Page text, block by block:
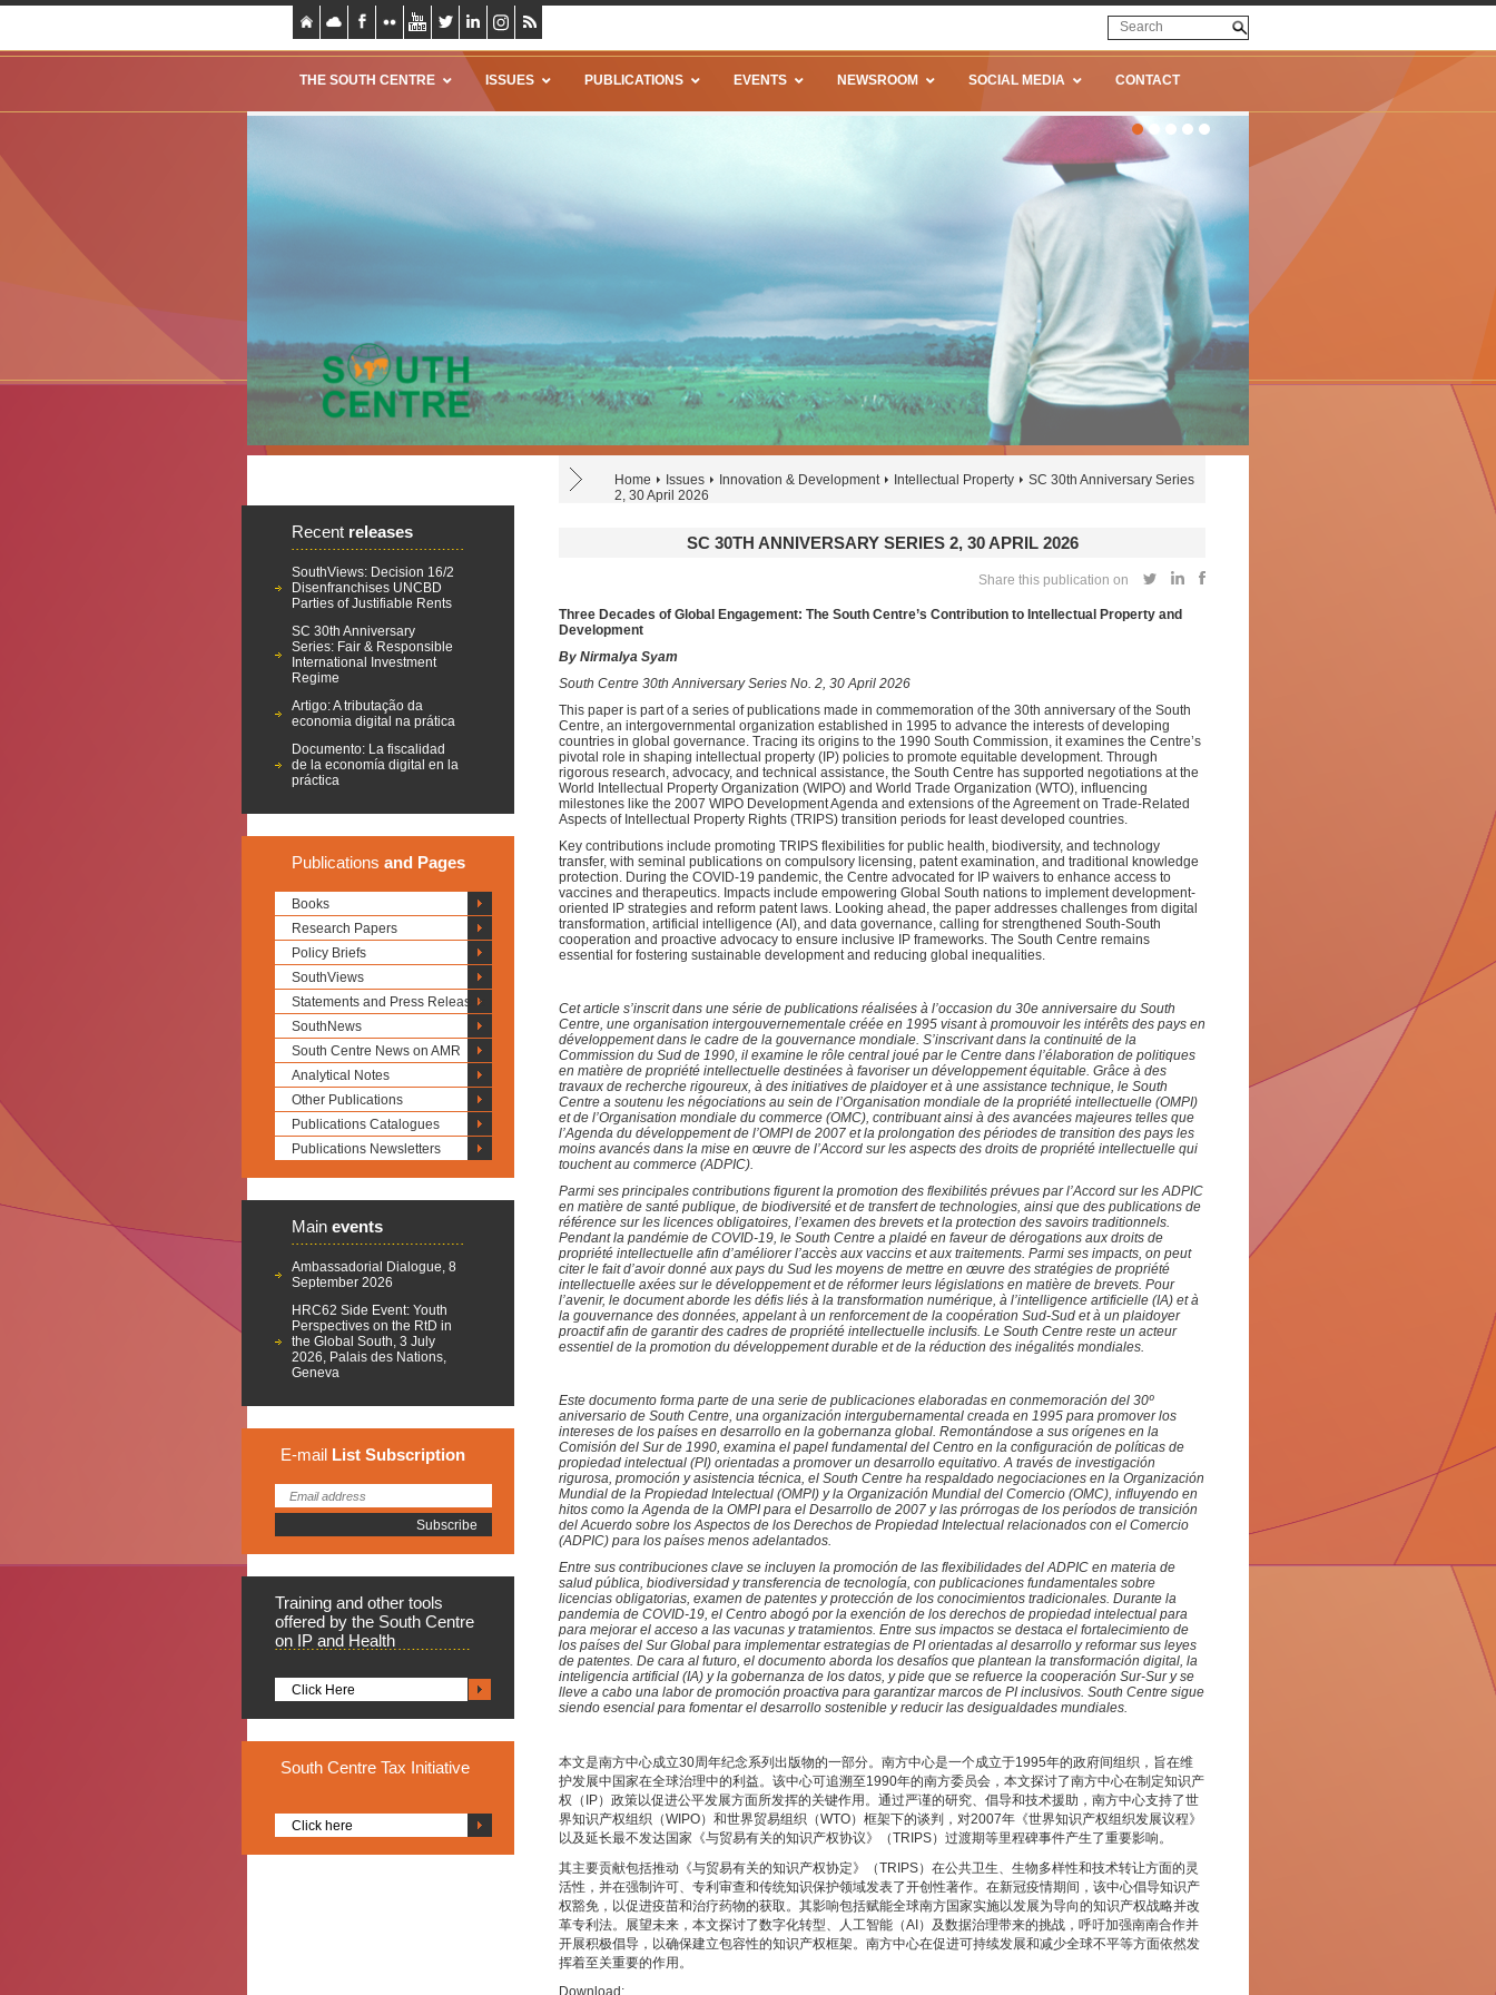
THE SOUTH CENTRE ISSUES PUBLICATIONS EVENTS NEWSROOM SOCIAL MEDIA CONTACT
Home Issues Innovation & Development Intellectual Property
SC 30th Anniversary Series
2, 30 April 2026
Recent releases
SouthViews: Decision 16/2
Disenfranchises UNCBD
Parties of Justifiable Rents
SC 30th Anniversary
Series: Fair & Responsible
International Investment
Regime
Artigo: A tributação da
economia digital na prática
Documento: La fiscalidad
de la economía digital en la
práctica
Publications and Pages
Books
Research Papers
Policy Briefs
SouthViews
Statements and Press Releases
SouthNews
South Centre News on AMR
Analytical Notes
Other Publications
Publications Catalogues
Publications Newsletters
Main events
Ambassadorial Dialogue, 8
September 2026
HRC62 Side Event: Youth
Perspectives on the RtD in
the Global South, 3 July
2026, Palais des Nations,
Geneva
E-mail List Subscription
Training and other tools
offered by the South Centre
on IP and Health
Click Here
South Centre Tax Initiative
Click here
SC 30TH ANNIVERSARY SERIES 2, 30 APRIL 2026
Share this publication on
Three Decades of Global Engagement: The South Centre’s Contribution to Intellectual Property and
Development
By Nirmalya Syam
South Centre 30th Anniversary Series No. 2, 30 April 2026
This paper is part of a series of publications made in commemoration of the 30th anniversary of the South
Centre, an intergovernmental organization established in 1995 to advance the interests of developing
countries in global governance. Tracing its origins to the 1990 South Commission, it examines the Centre’s
pivotal role in shaping intellectual property (IP) policies to promote equitable development. Through
rigorous research, advocacy, and technical assistance, the South Centre has supported negotiations at the
World Intellectual Property Organization (WIPO) and World Trade Organization (WTO), influencing
milestones like the 2007 WIPO Development Agenda and extensions of the Agreement on Trade-Related
Aspects of Intellectual Property Rights (TRIPS) transition periods for least developed countries.
Key contributions include promoting TRIPS flexibilities for public health, biodiversity, and technology
transfer, with seminal publications on compulsory licensing, patent examination, and traditional knowledge
protection. During the COVID-19 pandemic, the Centre advocated for IP waivers to enhance access to
vaccines and therapeutics. Impacts include empowering Global South nations to implement development-
oriented IP strategies and reform patent laws. Looking ahead, the paper addresses challenges from digital
transformation, artificial intelligence (AI), and data governance, calling for strengthened South-South
cooperation and proactive advocacy to ensure inclusive IP frameworks. The South Centre remains
essential for fostering sustainable development and reducing global inequalities.
Cet article s’inscrit dans une série de publications réalisées à l’occasion du 30e anniversaire du South
Centre, une organisation intergouvernementale créée en 1995 visant à promouvoir les intérêts des pays en
développement dans le cadre de la gouvernance mondiale. S’inscrivant dans la continuité de la
Commission du Sud de 1990, il examine le rôle central joué par le Centre dans l’élaboration de politiques
en matière de propriété intellectuelle destinées à favoriser un développement équitable. Grâce à des
travaux de recherche rigoureux, à des initiatives de plaidoyer et à une assistance technique, le South
Centre a soutenu les négociations au sein de l’Organisation mondiale de la propriété intellectuelle (OMPI)
et de l’Organisation mondiale du commerce (OMC), contribuant ainsi à des avancées majeures telles que
l’Agenda du développement de l’OMPI de 2007 et la prolongation des périodes de transition des pays les
moins avancés dans la mise en œuvre de l’Accord sur les aspects des droits de propriété intellectuelle qui
touchent au commerce (ADPIC).
Parmi ses principales contributions figurent la promotion des flexibilités prévues par l’Accord sur les ADPIC
en matière de santé publique, de biodiversité et de transfert de technologies, ainsi que des publications de
référence sur les licences obligatoires, l’examen des brevets et la protection des savoirs traditionnels.
Pendant la pandémie de COVID-19, le South Centre a plaidé en faveur de dérogations aux droits de
propriété intellectuelle afin d’améliorer l’accès aux vaccins et aux traitements. Parmi ses impacts, on peut
citer le fait d’avoir donné aux pays du Sud les moyens de mettre en œuvre des stratégies de propriété
intellectuelle axées sur le développement et de réformer leurs législations en matière de brevets. Pour
l’avenir, le document aborde les défis liés à la transformation numérique, à l’intelligence artificielle (IA) et à
la gouvernance des données, appelant à un renforcement de la coopération Sud-Sud et à un plaidoyer
proactif afin de garantir des cadres de propriété intellectuelle inclusifs. Le South Centre reste un acteur
essentiel de la promotion du développement durable et de la réduction des inégalités mondiales.
Este documento forma parte de una serie de publicaciones elaboradas en conmemoración del 30º
aniversario de South Centre, una organización intergubernamental creada en 1995 para promover los
intereses de los países en desarrollo en la gobernanza global. Remontándose a sus orígenes en la
Comisión del Sur de 1990, examina el papel fundamental del Centro en la configuración de políticas de
propiedad intelectual (PI) orientadas a promover un desarrollo equitativo. A través de investigación
rigurosa, promoción y asistencia técnica, el South Centre ha respaldado negociaciones en la Organización
Mundial de la Propiedad Intelectual (OMPI) y la Organización Mundial del Comercio (OMC), influyendo en
hitos como la Agenda de la OMPI para el Desarrollo de 2007 y las prórrogas de los períodos de transición
del Acuerdo sobre los Aspectos de los Derechos de Propiedad Intelectual relacionados con el Comercio
(ADPIC) para los países menos adelantados.
Entre sus contribuciones clave se incluyen la promoción de las flexibilidades del ADPIC en materia de
salud pública, biodiversidad y transferencia de tecnología, con publicaciones fundamentales sobre
licencias obligatorias, examen de patentes y protección de los conocimientos tradicionales. Durante la
pandemia de COVID-19, el Centro abogó por la exención de los derechos de propiedad intelectual para
para mejorar el acceso a las vacunas y tratamientos. Entre sus impactos se destaca el fortalecimiento de
los países del Sur Global para implementar estrategias de PI orientadas al desarrollo y reformar sus leyes
de patentes. De cara al futuro, el documento aborda los desafíos que plantean la transformación digital, la
inteligencia artificial (IA) y la gobernanza de los datos, y pide que se refuerce la cooperación Sur-Sur y se
lleve a cabo una labor de promoción proactiva para garantizar marcos de PI inclusivos. South Centre sigue
siendo esencial para fomentar el desarrollo sostenible y reducir las desigualdades mundiales.
本文是南方中心成立30周年纪念系列出版物的一部分。南方中心是一个成立于1995年的政府间组织，旨在维
护发展中国家在全球治理中的利益。该中心可追溯至1990年的南方委员会，本文探讨了南方中心在制定知识产
权（IP）政策以促进公平发展方面所发挥的关键作用。通过严谨的研究、倡导和技术援助，南方中心支持了世
界知识产权组织（WIPO）和世界贸易组织（WTO）框架下的谈判，对2007年《世界知识产权组织发展议程》
以及延长最不发达国家《与贸易有关的知识产权协议》（TRIPS）过渡期等里程碑事件产生了重要影响。
其主要贡献包括推动《与贸易有关的知识产权协定》（TRIPS）在公共卫生、生物多样性和技术转让方面的灵
活性，并在强制许可、专利审查和传统知识保护领域发表了开创性著作。在新冠疫情期间，该中心倡导知识产
权豁免，以促进疫苗和治疗药物的获取。其影响包括赋能全球南方国家实施以发展为导向的知识产权战略并改
革专利法。展望未来，本文探讨了数字化转型、人工智能（AI）及数据治理带来的挑战，呼吁加强南南合作并
开展积极倡导，以确保建立包容性的知识产权框架。南方中心在促进可持续发展和减少全球不平等方面依然发
挥着至关重要的作用。
Download: